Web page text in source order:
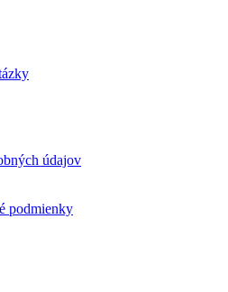
údajov
podmienky